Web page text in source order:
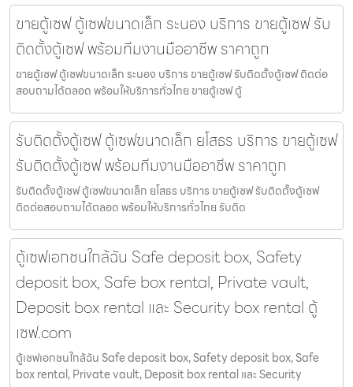
ขายตู้เซฟ ตู้เซฟขนาดเล็ก ระนอง บริการ ขายตู้เซฟ รับ
ติดตั้งตู้เซฟ พร้อมทีมงานมืออาชีพ ราคาถูก
ขายตู้เซฟ ตู้เซฟขนาดเล็ก ระนอง บริการ ขายตู้เซฟ รับติดตั้งตู้เซฟ ติดต่อ
สอบถามได้ตลอด พร้อมให้บริการทั่วไทย ขายตู้เซฟ ตู้
รับติดตั้งตู้เซฟ ตู้เซฟขนาดเล็ก ยโสธร บริการ ขายตู้เซฟ
รับติดตั้งตู้เซฟ พร้อมทีมงานมืออาชีพ ราคาถูก
รับติดตั้งตู้เซฟ ตู้เซฟขนาดเล็ก ยโสธร บริการ ขายตู้เซฟ รับติดตั้งตู้เซฟ
ติดต่อสอบถามได้ตลอด พร้อมให้บริการทั่วไทย รับติด
ตู้เซฟเอกชนใกล้ฉัน Safe deposit box, Safety
deposit box, Safe box rental, Private vault,
Deposit box rental และ Security box rental ตู้
เซฟ.com
ตู้เซฟเอกชนใกล้ฉัน Safe deposit box, Safety deposit box, Safe
box rental, Private vault, Deposit box rental และ Security